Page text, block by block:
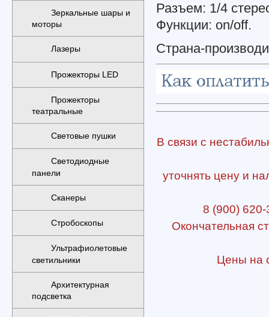
Зеркальные шары и
моторы
Лазеры
Прожекторы LED
Прожекторы
театральные
Световые пушки
Светодиодные
панели
Сканеры
Стробоскопы
Ультрафиолетовые
светильники
Архитектурная
подсветка
Разъем: 1/4
Функции: on/off.
Страна-
В связи с
уточнять цену и
8 (900)
Окончательная
Цены на